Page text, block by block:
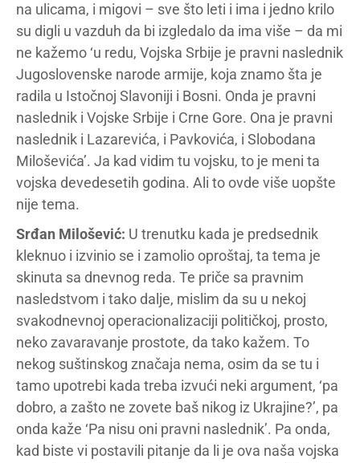
na ulicama, i migovi – sve što leti i ima i jedno krilo
su digli u vazduh da bi izgledalo da ima više – da mi
ne kažemo ‘u redu, Vojska Srbije je pravni naslednik
Jugoslovenske narode armije, koja znamo šta je
radila u Istočnoj Slavoniji i Bosni. Onda je pravni
naslednik i Vojske Srbije i Crne Gore. Ona je pravni
naslednik i Lazarevića, i Pavkovića, i Slobodana
Miloševića’. Ja kad vidim tu vojsku, to je meni ta
vojska devedesetih godina. Ali to ovde više uopšte
nije tema.
Srđan Milošević: U trenutku kada je predsednik
kleknuo i izvinio se i zamolio oproštaj, ta tema je
skinuta sa dnevnog reda. Te priče sa pravnim
nasledstvom i tako dalje, mislim da su u nekoj
svakodnevnoj operacionalizaciji političkoj, prosto,
neko zavaravanje prostote, da tako kažem. To
nekog suštinskog značaja nema, osim da se tu i
tamo upotrebi kada treba izvući neki argument, ‘pa
dobro, a zašto ne zovete baš nikog iz Ukrajine?’, pa
onda kaže ‘Pa nisu oni pravni naslednik’. Pa onda,
kad biste vi postavili pitanje da li je ova naša vojska